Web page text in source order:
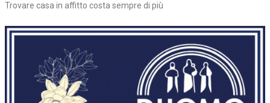
Trovare casa in affitto costa sempre di più